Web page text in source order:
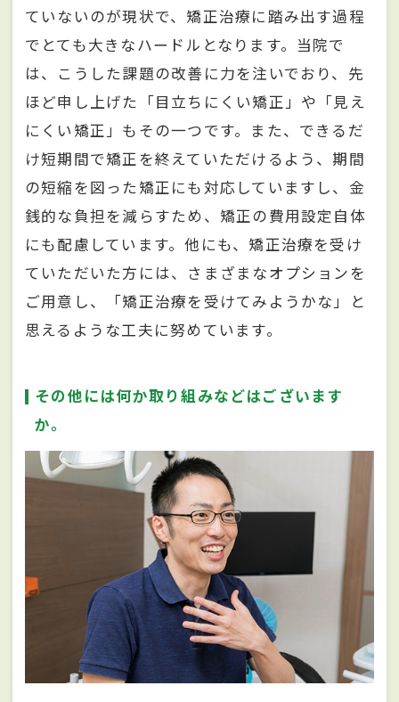
ていないのが現状で、矯正治療に踏み出す過程
でとても大きなハードルとなります。当院で
は、こうした課題の改善に力を注いでおり、先
ほど申し上げた「目立ちにくい矯正」や「見え
にくい矯正」もその一つです。また、できるだ
け短期間で矯正を終えていただけるよう、期間
の短縮を図った矯正にも対応していますし、金
銭的な負担を減らすため、矯正の費用設定自体
にも配慮しています。他にも、矯正治療を受け
ていただいた方には、さまざまなオプションを
ご用意し、「矯正治療を受けてみようかな」と
思えるような工夫に努めています。
その他には何か取り組みなどはございます
か。